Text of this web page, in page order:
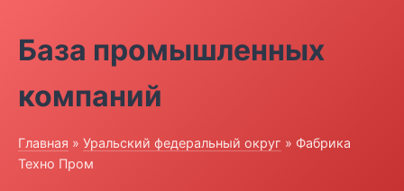
База промышленных
компаний
Главная » Уральский федеральный округ » Фабрика
Техно Пром